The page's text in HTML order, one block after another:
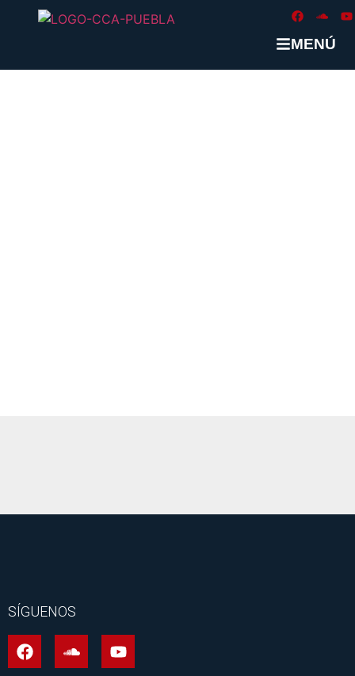
MENÚ
SÍGUENOS